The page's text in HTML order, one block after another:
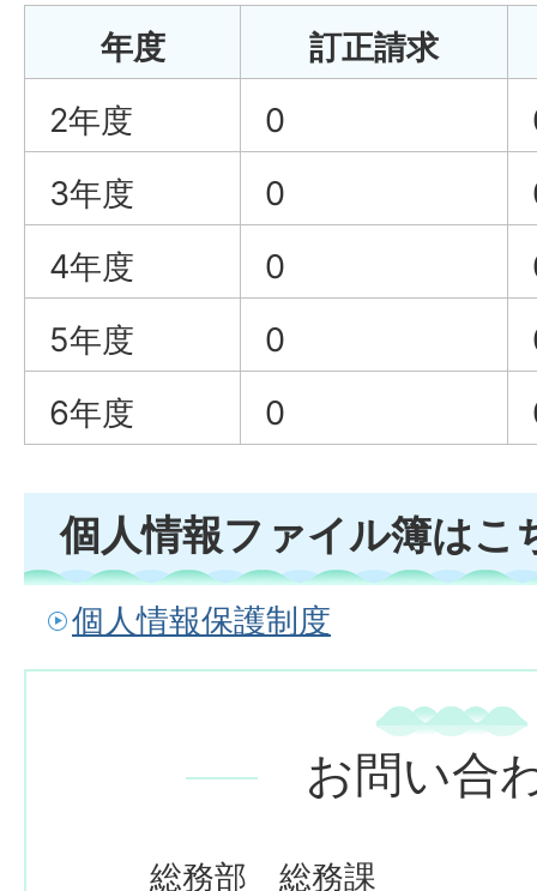
年度
訂正請求
2年度
0
3年度
0
4年度
0
5年度
0
6年度
0
個人情報ファイル簿はこ
個人情報保護制度
お問い合
総務部 総務課